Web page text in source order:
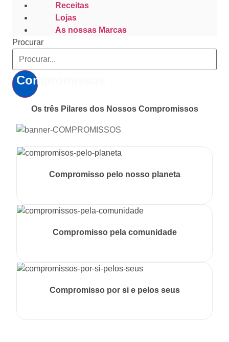
Receitas
Lojas
As nossas Marcas
Procurar
Compromissos
Os três Pilares dos Nossos Compromissos
Compromisso pelo nosso planeta
Compromisso pela comunidade
Compromisso por si e pelos seus